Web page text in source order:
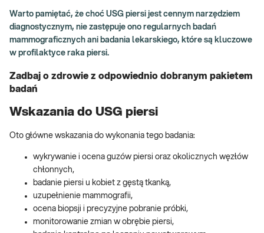
Warto pamiętać, że choć USG piersi jest cennym narzędziem
diagnostycznym, nie zastępuje ono regularnych badań
mammograficznych ani badania lekarskiego, które są kluczowe
w profilaktyce raka piersi.
Zadbaj o zdrowie z odpowiednio dobranym pakietem
badań
Wskazania do USG piersi
Oto główne wskazania do wykonania tego badania:
wykrywanie i ocena guzów piersi oraz okolicznych węzłów
chłonnych,
badanie piersi u kobiet z gęstą tkanką,
uzupełnienie mammografii,
ocena biopsji i precyzyjne pobranie próbki,
monitorowanie zmian w obrębie piersi,